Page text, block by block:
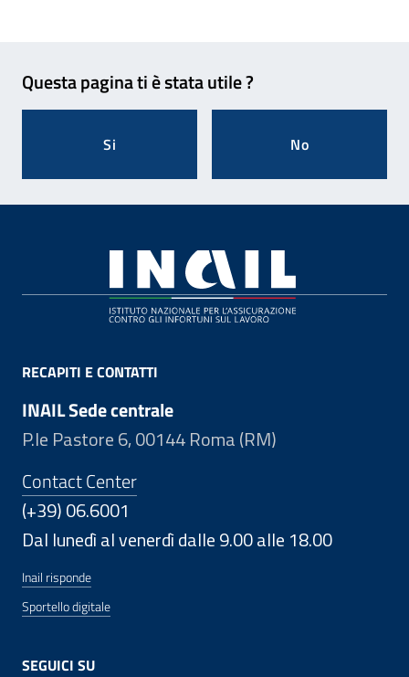
Questa pagina ti è stata utile ?
Si No
RECAPITI E CONTATTI
INAIL Sede centrale
P.le Pastore 6, 00144 Roma (RM)
Contact Center
(+39) 06.6001
Dal lunedì al venerdì dalle 9.00 alle 18.00
Inail risponde
Sportello digitale
SEGUICI SU